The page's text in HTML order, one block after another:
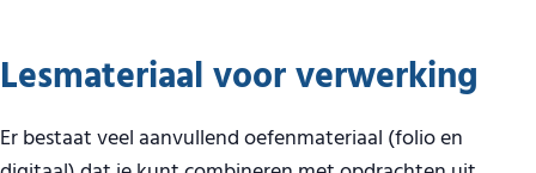
Lesmateriaal voor verwerking
Er bestaat veel aanvullend oefenmateriaal (folio en